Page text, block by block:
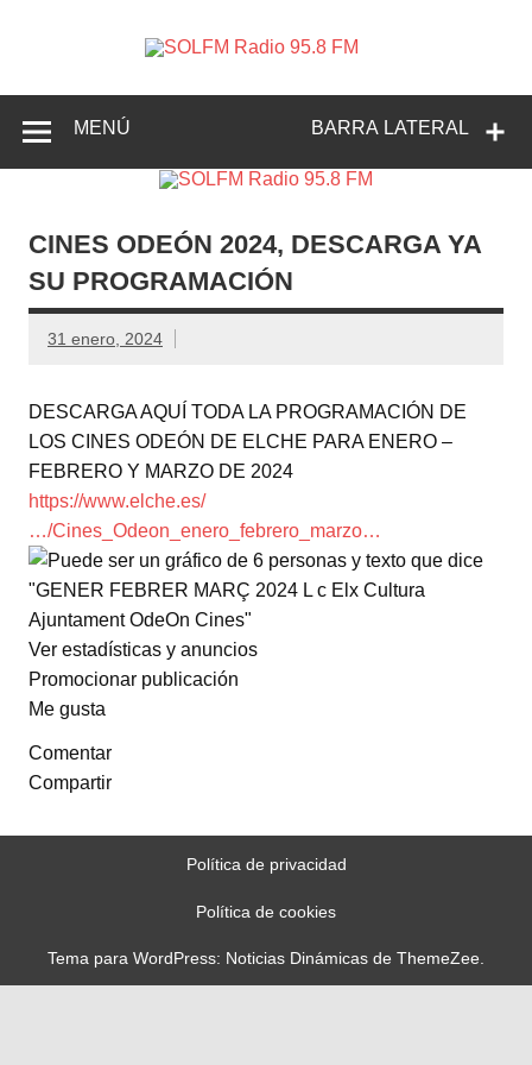
Radio
95.8 FM
Crevillente, Radio en Vega Baja y Radio en el Medio
BARRA LATERAL
MENÚ
CINES ODEÓN 2024, DESCARGA YA
SU PROGRAMACIÓN
31 enero, 2024
DESCARGA AQUÍ TODA LA PROGRAMACIÓN DE
LOS CINES ODEÓN DE ELCHE PARA ENERO –
FEBRERO Y MARZO DE 2024
https://www.elche.es/
…/Cines_Odeon_enero_febrero_marzo…
Ver estadísticas y anuncios
Promocionar publicación
Me gusta
Comentar
Compartir
Política de privacidad
Política de cookies
Tema para WordPress: Noticias Dinámicas de ThemeZee.